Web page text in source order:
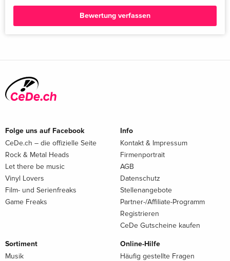
Bewertung verfassen
Folge uns auf Facebook
CeDe.ch – die offizielle Seite
Rock & Metal Heads
Let there be music
Vinyl Lovers
Film- und Serienfreaks
Game Freaks
Info
Kontakt & Impressum
Firmenportrait
AGB
Datenschutz
Stellenangebote
Partner-/Affiliate-Programm
Registrieren
CeDe Gutscheine kaufen
Sortiment
Musik
Online-Hilfe
Häufig gestellte Fragen